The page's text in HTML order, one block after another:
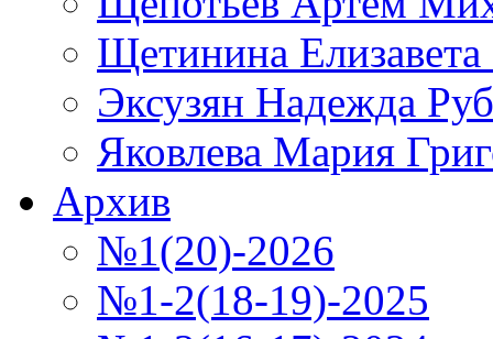
Щетинина Елизавета
Эксузян Надежда
Яковлева Мария
Архив
№1(20)-2026
№1-2(18-19)-2025